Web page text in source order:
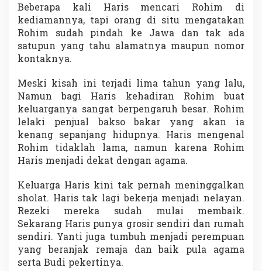
Beberapa kali Haris mencari Rohim di
kediamannya, tapi orang di situ mengatakan
Rohim sudah pindah ke Jawa dan tak ada
satupun yang tahu alamatnya maupun nomor
kontaknya.
Meski kisah ini terjadi lima tahun yang lalu,
Namun bagi Haris kehadiran Rohim buat
keluarganya sangat berpengaruh besar. Rohim
lelaki penjual bakso bakar yang akan ia
kenang sepanjang hidupnya. Haris mengenal
Rohim tidaklah lama, namun karena Rohim
Haris menjadi dekat dengan agama.
Keluarga Haris kini tak pernah meninggalkan
sholat. Haris tak lagi bekerja menjadi nelayan.
Rezeki mereka sudah mulai membaik.
Sekarang Haris punya grosir sendiri dan rumah
sendiri. Yanti juga tumbuh menjadi perempuan
yang beranjak remaja dan baik pula agama
serta Budi pekertinya.